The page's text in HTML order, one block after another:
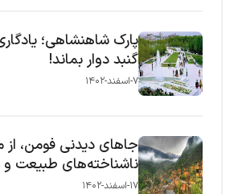
پارک شاهنشاهی؛
گنبد دوار بماند!
۷-اسفند-۱۴۰۲
جاهای دیدنی فومن، از
ناشناخته‌های طبیعت و
۱۷-اسفند-۱۴۰۲